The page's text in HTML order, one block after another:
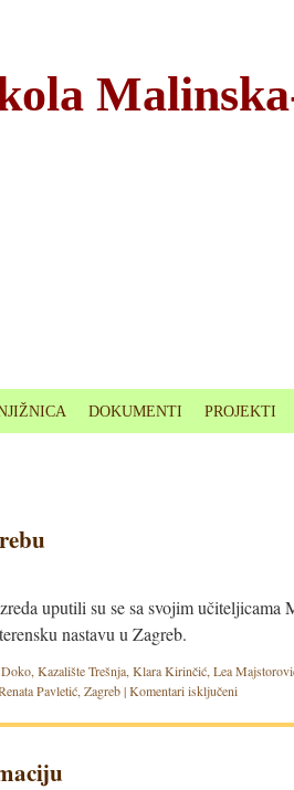
DOKUMENTI PROJEKTI
uputili su se sa svojim učiteljicama
nastavu u Zagreb.
, Kazalište Trešnja, Klara Kirinčić, Lea
Pavletić, Zagreb|Komentari isključeni